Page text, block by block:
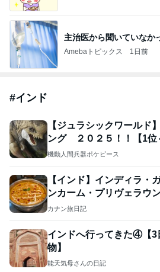
主治医から聞いていなか
Amebaトピックス 1日前
#インド
【ジュラシックワールド
ング ２０２５！！【1位
機動人間兵器ポケピース
【インド】インディラ・
ンカーム・プリヴェラウ
カナン旅日記
インドへ行ってきた④【3
物】
能天気母さんの日記